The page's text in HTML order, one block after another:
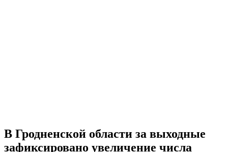
В Гродненской области за выходные
зафиксировано увеличение числа